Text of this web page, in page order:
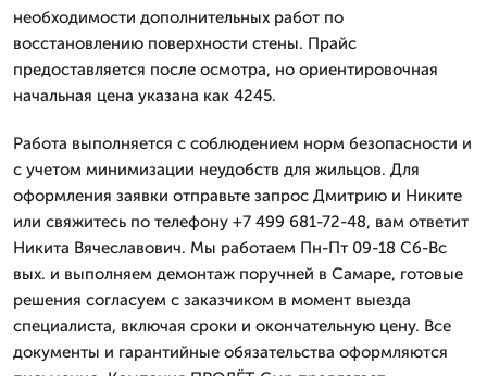
необходимости дополнительных работ по
восстановлению поверхности стены. Прайс
предоставляется после осмотра, но ориентировочная
начальная цена указана как 4245.
Работа выполняется с соблюдением норм безопасности и
с учетом минимизации неудобств для жильцов. Для
оформления заявки отправьте запрос Дмитрию и Никите
или свяжитесь по телефону +7 499 681-72-48, вам ответит
Никита Вячеславович. Мы работаем Пн-Пт 09-18 Сб-Вс
вых. и выполняем демонтаж поручней в Самаре, готовые
решения согласуем с заказчиком в момент выезда
специалиста, включая сроки и окончательную цену. Все
документы и гарантийные обязательства оформляются